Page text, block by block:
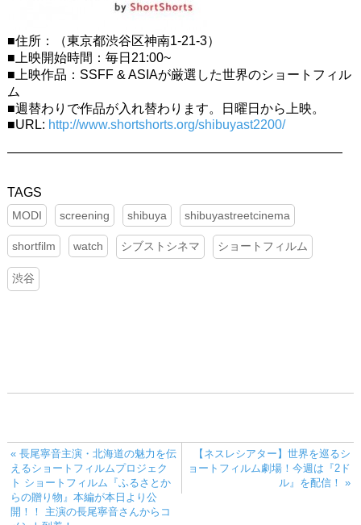
■住所：（東京都渋谷区神南1-21-3）
■上映開始時間：毎日21:00~
■上映作品：SSFF & ASIAが厳選した世界のショートフィル
ム
■週替わりで作品が入れ替わります。日曜日から上映。
■URL: http://www.shortshorts.org/shibuyast2200/
——————————————————————————
MODI screening shibuya shibuyastreetcinema
shortfilm watch シブストシネマ ショートフィルム
渋谷
« 長尾寧音主演・北海道の魅力を伝
えるショートフィルムプロジェク
ト ショートフィルム『ふるさとか
らの贈り物』本編が本日より公
開！！ 主演の長尾寧音さんからコ
【ネスレシアター】世界を巡るシ
ョートフィルム劇場！今週は『2ド
ル』を配信！ »